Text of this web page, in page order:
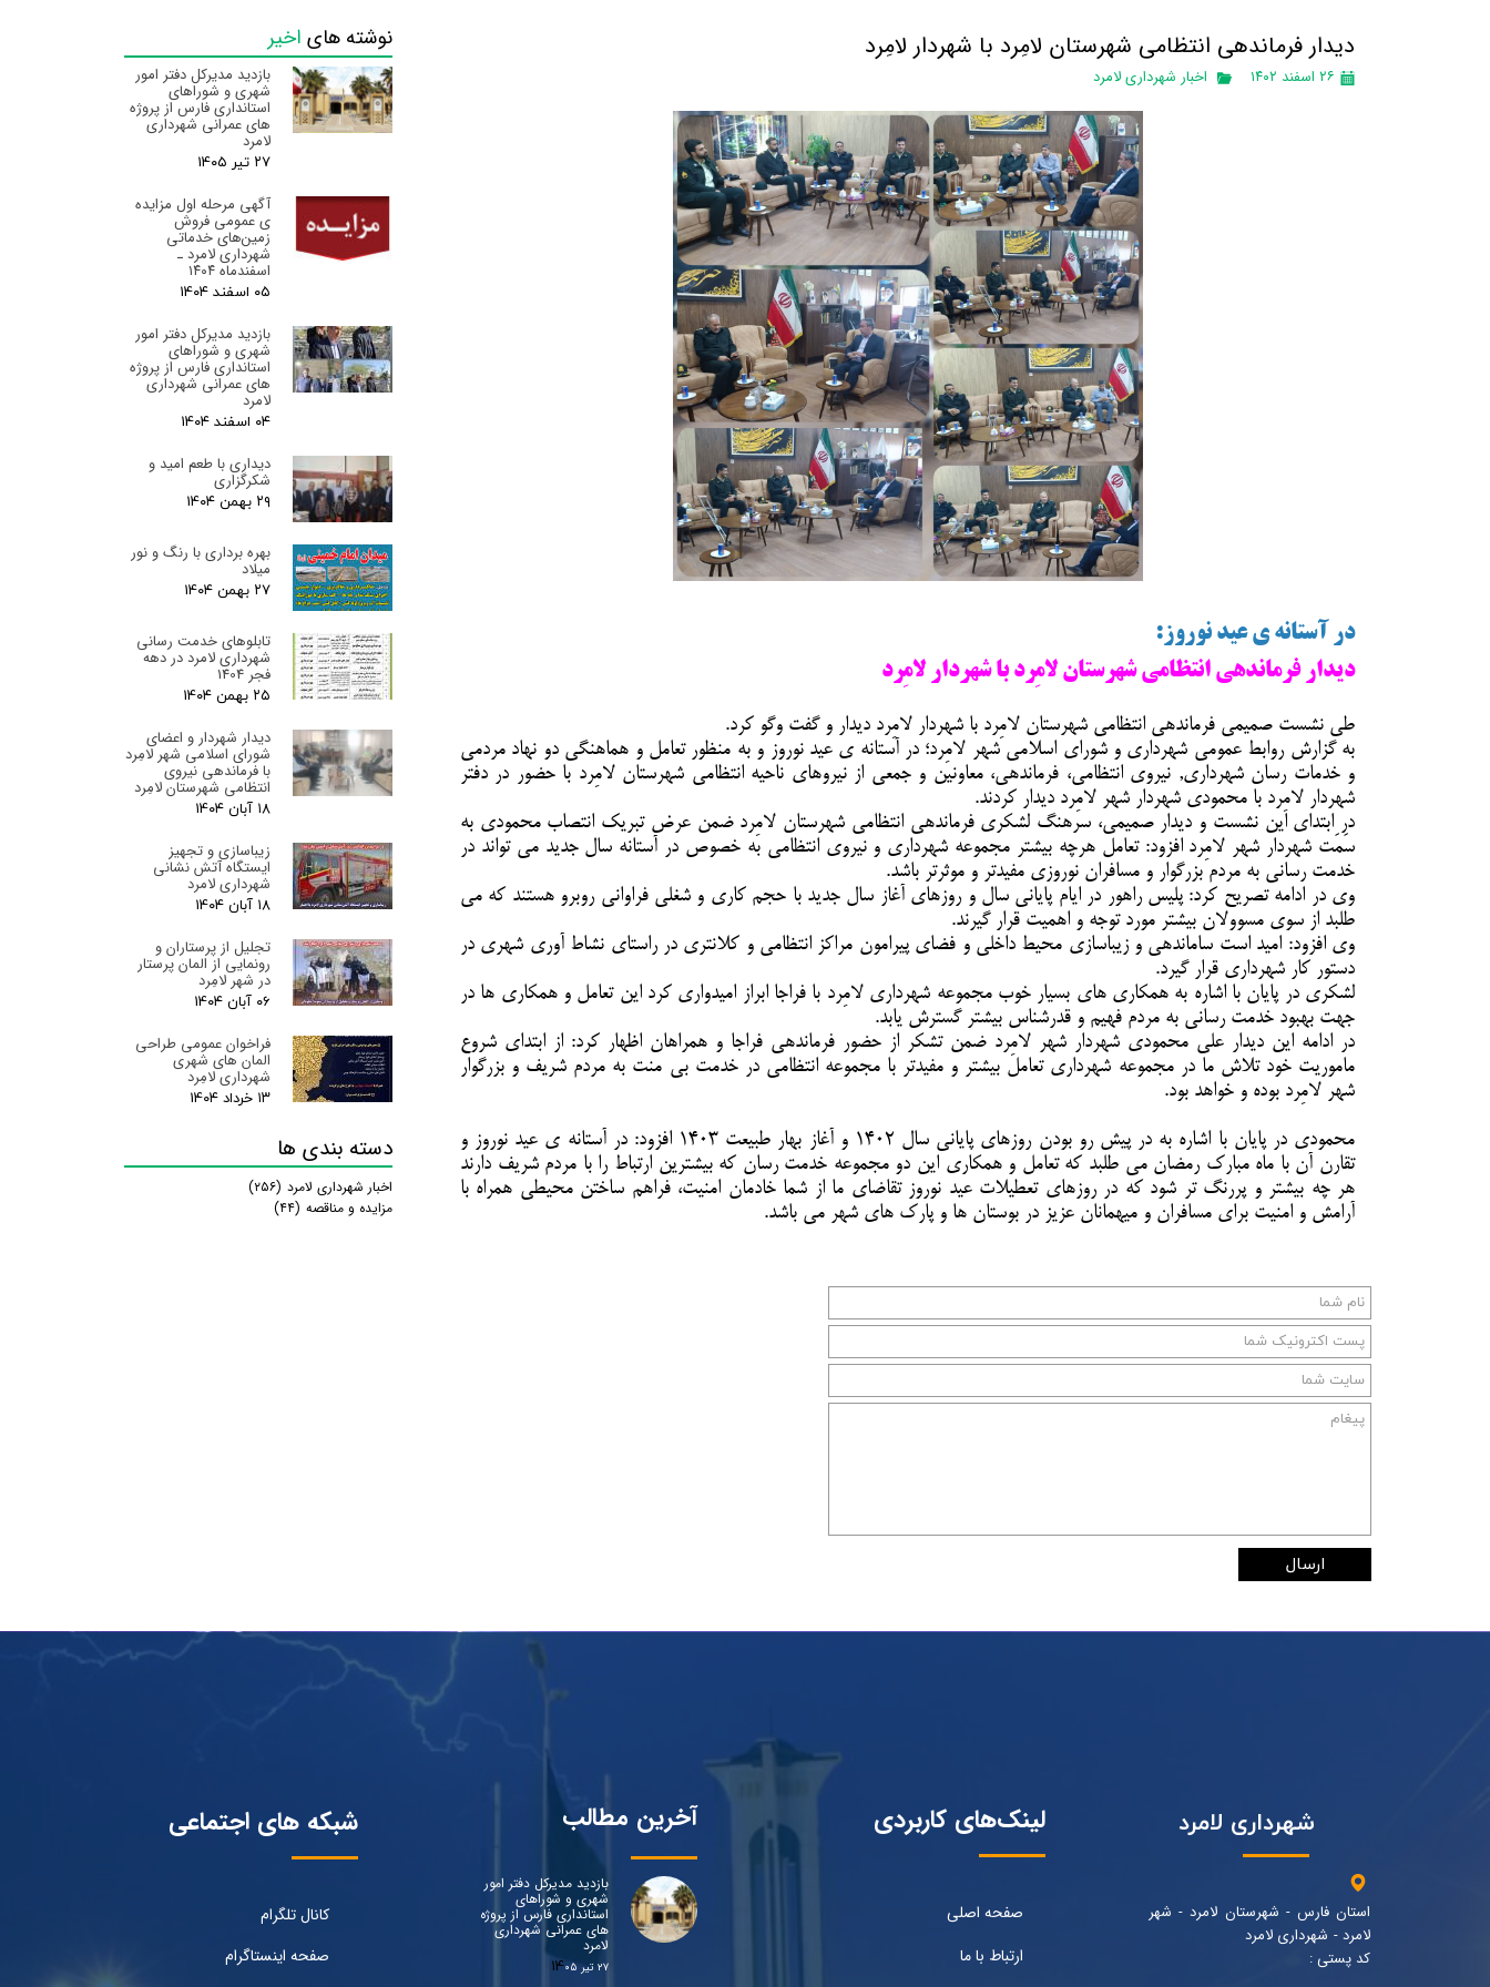
دیدار فرماندهی انتظامی شهرستان لامِرد با شهردار لامِرد
۲۶ اسفند ۱۴۰۲ اخبار شهرداری لامرد
در آستانه ی عید نوروز:
دیدار فرماندهی انتظامی شهرستان لامِرد با شهردار لامِرد
طی نشست صمیمی فرماندهی انتظامی شهرستان لامِرد با شهردار لامِرد دیدار و گفت وگو کرد.
به گزارش روابط عمومی شهرداری و شورای اسلامی شهر لامِرد؛ در آستانه ی عید نوروز و به منظور تعامل و هماهنگی دو نهاد مردمی
و خدمات رسان شهرداری, نیروی انتظامی، فرماندهی، معاونین و جمعی از نیروهای ناحیه انتظامی شهرستان لامِرد با حضور در دفتر
شهردار لامِرد با محمودی شهردار شهر لامِرد دیدار کردند.
در ابتدای این نشست و دیدار صمیمی، سرهنگ لشکری فرماندهی انتظامی شهرستان لامِرد ضمن عرض تبریک انتصاب محمودی به
سَمَت شهردار شهر لامِرد افزود: تعامل هرچه بیشتر مجموعه شهرداری و نیروی انتظامی به خصوص در آستانه سال جدید می تواند در
خدمت رسانی به مردم بزرگوار و مسافران نوروزی مفیدتر و موثرتر باشد.
وی در ادامه تصریح کرد: پلیس راهور در ایام پایانی سال و روزهای آغاز سال جدید با حجم کاری و شغلی فراوانی روبرو هستند که می
طلبد از سوی مسوولان بیشتر مورد توجه و اهمیت قرار گیرند.
وی افزود: امید است ساماندهی و زیباسازی محیط داخلی و فضای پیرامون مراکز انتظامی و کلانتری در راستای نشاط آوری شهری در
دستور کار شهرداری قرار گیرد.
لشکری در پایان با اشاره به همکاری های بسیار خوب مجموعه شهرداری لامِرد با فراجا ابراز امیدواری کرد این تعامل و همکاری ها در
جهت بهبود خدمت رسانی به مردم فهیم و قدرشناس بیشتر گسترش یابد.
در ادامه این دیدار علی محمودی شهردار شهر لامِرد ضمن تشکر از حضور فرماندهی فراجا و همراهان اظهار کرد: از ابتدای شروع
ماموریت خود تلاش ما در مجموعه شهرداری تعامل بیشتر و مفیدتر با مجموعه انتظامی در خدمت بی منت به مردم شریف و بزرگوار
شهر لامِرد بوده و خواهد بود.
محمودی در پایان با اشاره به در پیش رو بودن روزهای پایانی سال ۱۴۰۲ و آغاز بهار طبیعت ۱۴۰۳ افزود: در آستانه ی عید نوروز و
تقارن آن با ماه مبارک رمضان می طلبد که تعامل و همکاری این دو مجموعه خدمت رسان که بیشترین ارتباط را با مردم شریف دارند
هر چه بیشتر و پررنگ تر شود که در روزهای تعطیلات عید نوروز تقاضای ما از شما خادمان امنیت، فراهم ساختن محیطی همراه با
آرامش و امنیت برای مسافران و میهمانان عزیز در بوستان ها و پارک های شهر می باشد.
ارسال
نوشته های اخیر
بازدید مدیرکل دفتر امور
شهری و شوراهای
استانداری فارس از پروژه
های عمرانی شهرداری
لامرد
۲۷ تیر ۰۵
آگهی مرحله اول مزایده
ی عمومی فروش
زمین‌های خدماتی
شهرداری لامرد ـ
اسفندماه ۱۴۰۴
۰۵ اسفند ۰۴
بازدید مدیرکل دفتر امور
شهری و شوراهای
استانداری فارس از پروژه
های عمرانی شهرداری
لامرد
۰۴ اسفند ۰۴
دیداری با طعم امید و
شکرگزاری
۲۹ بهمن ۰۴
بهره برداری با رنگ و نور
میلاد
۲۷ بهمن ۰۴
تابلوهای خدمت رسانی
شهرداری لامرد در دهه
فجر 1404
۲۵ بهمن ۰۴
دیدار شهردار و اعضای
شورای اسلامی شهر لامِرد
با فرماندهی نیروی
انتظامی شهرستان لامِرد
۱۸ آبان ۰۴
زیباسازی و تجهیز
ایستگاه آتش نشانی
شهرداری لامرد
۱۸ آبان ۰۴
تجلیل از پرستاران و
رونمایی از المان پرستار
در شهر لامِرد
۰۶ آبان ۰۴
فراخوان عمومی طراحی
المان های شهری
شهرداری لامِرد
۱۳ خرداد ۰۴
دسته بندی ها
اخبار شهرداری لامرد (۲۵۶)
مزایده و مناقصه (۴۴)
شهرداری لامرد
استان فارس - شهرستان لامرد - شهر
لامرد - شهرداری لامرد
کد پستی :
لینک‌های کاربردی
صفحه اصلی
ارتباط با ما
آخرین مطالب
بازدید مدیرکل دفتر امور
شهری و شوراهای
استانداری فارس از پروژه
های عمرانی شهرداری
لامرد
۲۷ تیر ۰۵
شبکه های اجتماعی
کانال تلگرام
صفحه اینستاگرام